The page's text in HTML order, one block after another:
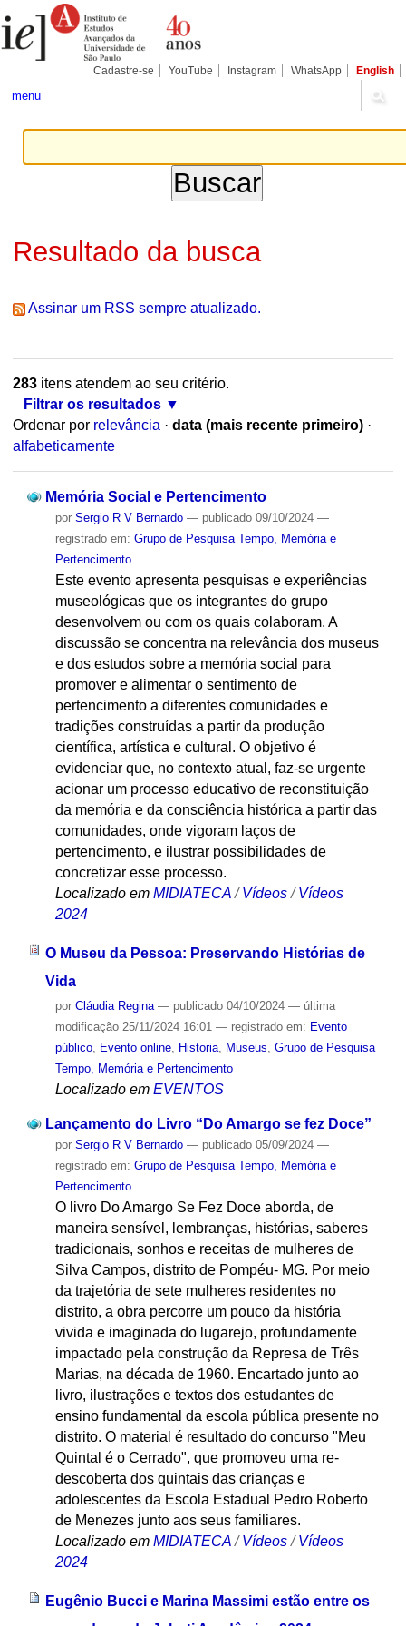
para
conteúdo.
Pessoais
Cadastre-se YouTube Instagram WhatsApp English
menu
Resultado da busca
Assinar um RSS sempre atualizado.
283itens atendem ao seu critério.
Filtrar os resultados
Ordenar por relevância · data (mais recente primeiro) ·
alfabeticamente
Memória Social e Pertencimento
por Sergio R V Bernardo — publicado09/10/2024 —
registrado em: Grupo de Pesquisa Tempo, Memória e
Pertencimento
Este evento apresenta pesquisas e experiências
museológicas que os integrantes do grupo
desenvolvem ou com os quais colaboram. A
discussão se concentra na relevância dos museus
e dos estudos sobre a memória social para
promover e alimentar o sentimento de
pertencimento a diferentes comunidades e
tradições construídas a partir da produção
científica, artística e cultural. O objetivo é
evidenciar que, no contexto atual, faz-se urgente
acionar um processo educativo de reconstituição
da memória e da consciência histórica a partir das
comunidades, onde vigoram laços de
pertencimento, e ilustrar possibilidades de
concretizar esse processo.
Localizado em MIDIATECA /Vídeos /Vídeos
2024
O Museu da Pessoa: Preservando Histórias de
Vida
por Cláudia Regina — publicado04/10/2024 — última
modificação25/11/2024 16:01 — registrado em: Evento
público, Evento online, Historia, Museus Grupo de Pesquisa
Tempo, Memória e Pertencimento
Localizado em EVENTOS
Lançamento do Livro “Do Amargo se fez Doce”
por Sergio R V Bernardo — publicado05/09/2024 —
registrado em: Grupo de Pesquisa Tempo, Memória e
Pertencimento
O livro Do Amargo Se Fez Doce aborda, de
maneira sensível, lembranças, histórias, saberes
tradicionais, sonhos e receitas de mulheres de
Silva Campos, distrito de Pompéu- MG. Por meio
da trajetória de sete mulheres residentes no
distrito, a obra percorre um pouco da história
vivida e imaginada do lugarejo, profundamente
impactado pela construção da Represa de Três
Marias, na década de 1960. Encartado junto ao
livro, ilustrações e textos dos estudantes de
ensino fundamental da escola pública presente no
distrito. O material é resultado do concurso "Meu
Quintal é o Cerrado", que promoveu uma re-
descoberta dos quintais das crianças e
adolescentes da Escola Estadual Pedro Roberto
de Menezes junto aos seus familiares.
Localizado em MIDIATECA /Vídeos /Vídeos
2024
Eugênio Bucci e Marina Massimi estão entre os